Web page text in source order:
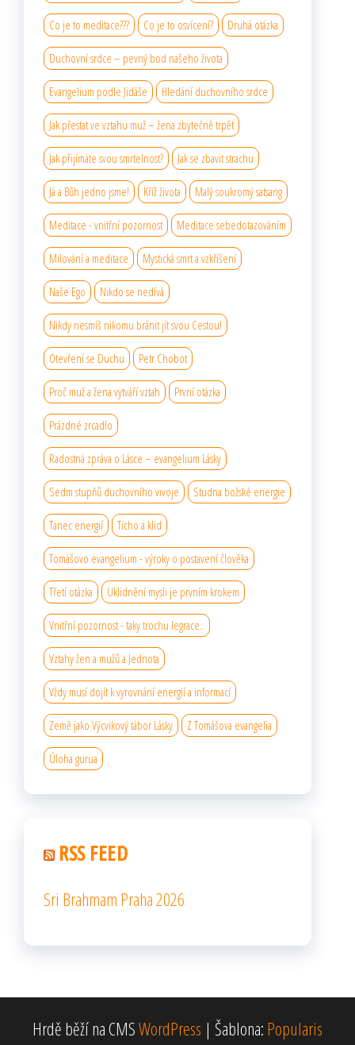
Co je to meditace??? Co je to osvícení? Druhá otázka
Duchovní srdce – pevný bod našeho života
Evangelium podle Jidáše Hledání duchovního srdce
Jak přestat ve vztahu muž – žena zbytečně trpět
Jak přijímáte svou smrtelnost? Jak se zbavit strachu
Já a Bůh jedno jsme! Kříž života Malý soukromý satsang
Meditace - vnitřní pozornost Meditace sebedotazováním
Milování a meditace Mystická smrt a vzkříšení
Naše Ego Nikdo se nedívá
Nikdy nesmíš nikomu bránit jít svou Cestou!
Otevření se Duchu Petr Chobot
Proč muž a žena vytváří vztah První otázka
Prázdné zrcadlo
Radostná zpráva o Lásce – evangelium Lásky
Sedm stupňů duchovního vıvoje Studna božské energie
Tanec energií Ticho a klid
Tomášovo evangelium - výroky o postavení člověka
Třetí otázka Uklidnění mysli je prvním krokem
Vnitřní pozornost - taky trochu legrace..
Vztahy žen a mužů a Jednota
Vždy musí dojít k vyrovnání energií a informací
Země jako Výcvikový tábor Lásky Z Tomášova evangelia
Úloha gurua
RSS FEED
Sri Brahmam Praha 2026
Hrdě běží na CMSWordPress | Šablona: Popularis